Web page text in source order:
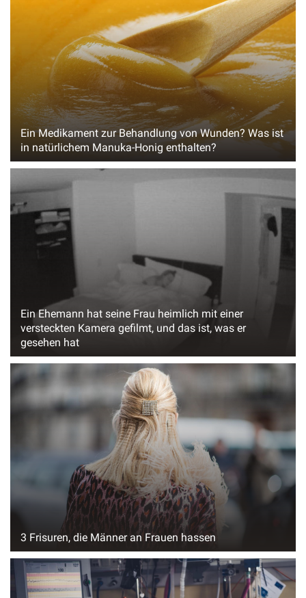
Ein Medikament zur Behandlung von Wunden? Was ist
in natürlichem Manuka-Honig enthalten?
Ein Ehemann hat seine Frau heimlich mit einer
versteckten Kamera gefilmt, und das ist, was er
gesehen hat
3 Frisuren, die Männer an Frauen hassen